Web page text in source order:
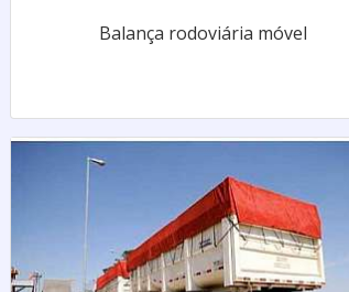
Balança rodoviária móvel